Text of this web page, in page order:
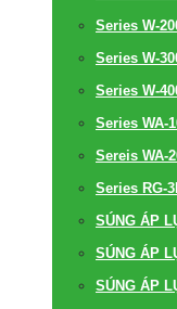
Series W-
Series W-
Series W-
Series WA-
Sereis WA-
Series RG-
SÚNG ÁP
SÚNG ÁP
SÚNG ÁP